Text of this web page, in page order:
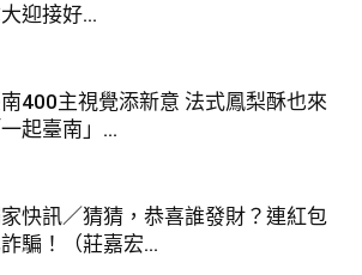
迎接好...
400主視覺添新意 法式鳳梨酥也來
一起臺南」...
快訊／猜猜，恭喜誰發財？連紅包
騙！（莊嘉宏...